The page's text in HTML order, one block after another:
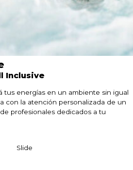
Inclusive
tus energías en un ambiente sin igual
con la atención personalizada de un
profesionales dedicados a tu
Slide